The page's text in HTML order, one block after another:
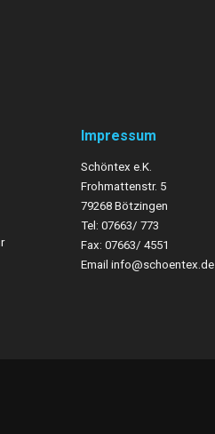
Impressum
Schöntex e.K.
Frohmattenstr. 5
79268 Bötzingen
Tel: 07663/ 773
Fax: 07663/ 4551
Email info@schoentex.de